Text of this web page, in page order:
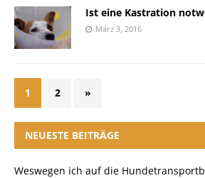
Ist eine Kastration
März 3, 2016
1 2 »
NEUESTE BEITRÄGE
Weswegen ich auf die